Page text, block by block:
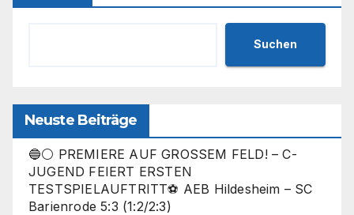
Suchen
Neuste Beiträge
🔵⚪ PREMIERE AUF GROSSEM FELD! – C-
JUGEND FEIERT ERSTEN
TESTSPIELAUFTRITT⚽ AEB Hildesheim – SC
Barienrode 5:3 (1:2/2:3)